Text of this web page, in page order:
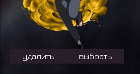
удалить выбрать